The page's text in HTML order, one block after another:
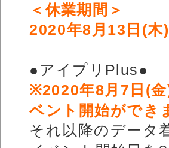
＜休業期間＞
2020年8月13日(
●アイプリPlus●
※2020年8月7日(
ベント開始ができ
それ以降のデータ